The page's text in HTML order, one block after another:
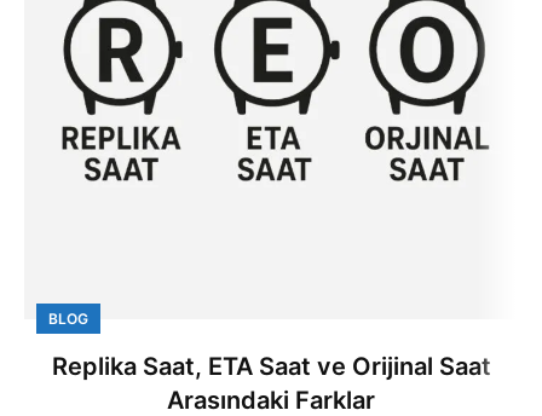
BLOG
Replika Saat, ETA Saat ve Orijinal Saat
Arasındaki Farklar